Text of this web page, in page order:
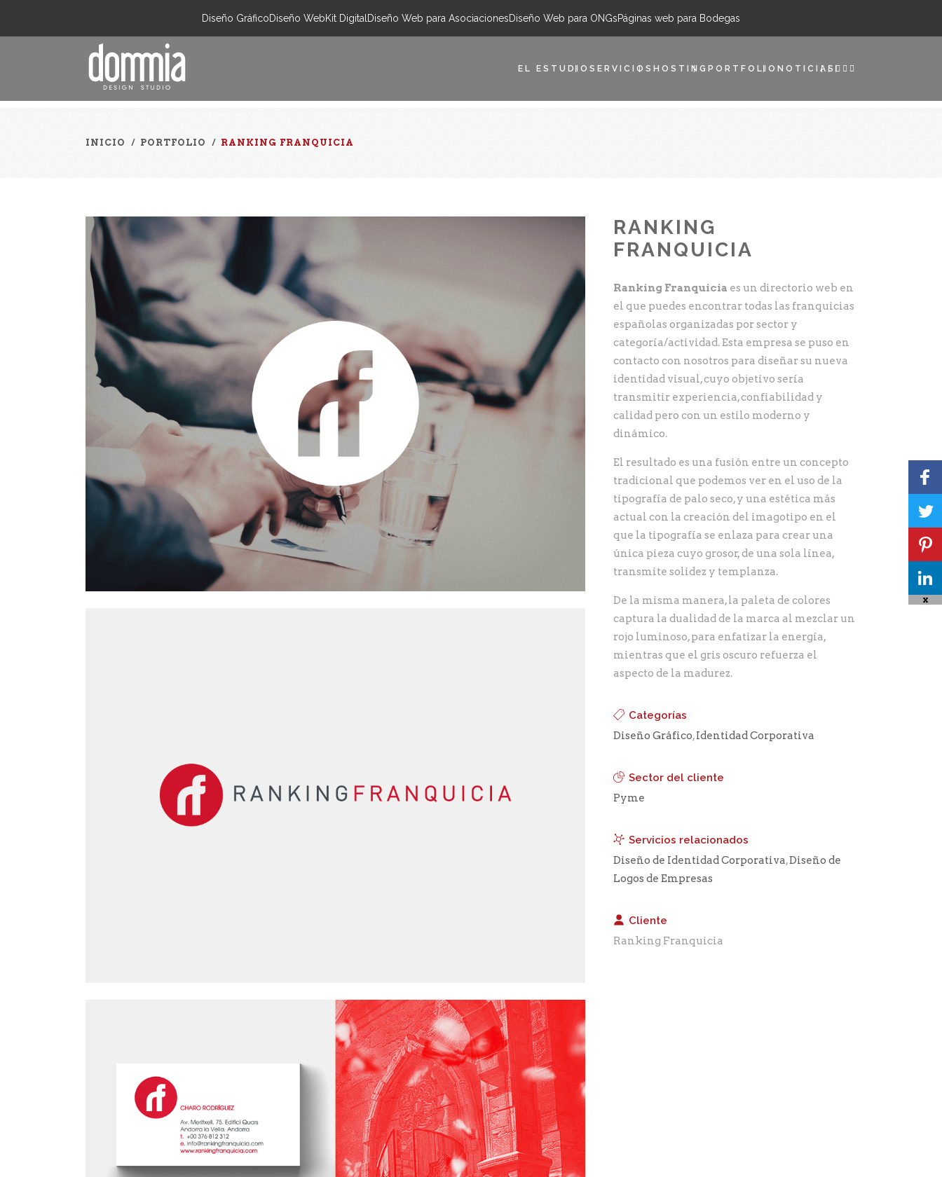
Diseño GráficoDiseño WebKit Digital Diseño Web para AsociacionesDiseño Web para ONGsPáginas web para Bodegas
EL ESTUDIO SERVICIOS HOSTING PORTFOLIO NOTICIAS
INICIO / PORTFOLIO / RANKING FRANQUICIA
RANKING
FRANQUICIA
Ranking Franquicia es un directorio web en
el que puedes encontrar todas las franquicias
españolas organizadas por sector y
categoría/actividad. Esta empresa se puso en
contacto con nosotros para diseñar su nueva
identidad visual, cuyo objetivo sería
transmitir experiencia, confiabilidad y
calidad pero con un estilo moderno y
dinámico.
El resultado es una fusión entre un concepto
tradicional que podemos ver en el uso de la
tipografía de palo seco, y una estética más
actual con la creación del imagotipo en el
que la tipografía se enlaza para crear una
única pieza cuyo grosor, de una sola línea,
transmite solidez y templanza.
De la misma manera, la paleta de colores
captura la dualidad de la marca al mezclar un
rojo luminoso, para enfatizar la energía,
mientras que el gris oscuro refuerza el
aspecto de la madurez.
Categorías
Diseño Gráfico,Identidad Corporativa
Sector del cliente
Pyme
Servicios relacionados
Diseño de Identidad Corporativa,Diseño de
Logos de Empresas
Cliente
Ranking Franquicia
X